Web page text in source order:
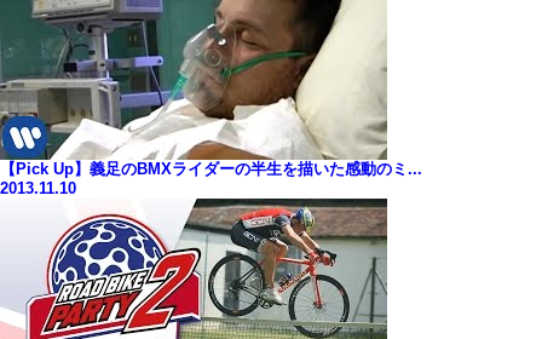
【Pick Up】義足のBMXライダーの半生を描いた感動のミ...
2013.11.10